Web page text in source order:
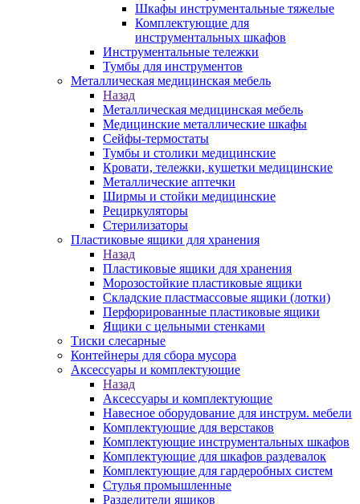
Шкафы инструментальные тяжелые
Комплектующие для
инструментальных шкафов
Инструментальные тележки
Тумбы для инструментов
Металлическая медицинская мебель
Назад
Металлическая медицинская мебель
Медицинские металлические шкафы
Сейфы-термостаты
Тумбы и столики медицинские
Кровати, тележки, кушетки медицинские
Металлические аптечки
Ширмы и стойки медицинские
Рециркуляторы
Стерилизаторы
Пластиковые ящики для хранения
Назад
Пластиковые ящики для хранения
Морозостойкие пластиковые ящики
Складские пластмассовые ящики (лотки)
Перфорированные пластиковые ящики
Ящики с цельными стенками
Тиски слесарные
Контейнеры для сбора мусора
Аксессуары и комплектующие
Назад
Аксессуары и комплектующие
Навесное оборудование для инструм. мебели
Комплектующие для верстаков
Комплектующие инструментальных шкафов
Комплектующие для шкафов раздевалок
Комплектующие для гардеробных систем
Стулья промышленные
Разделители ящиков